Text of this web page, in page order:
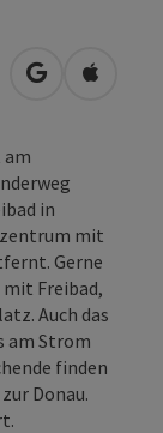
in Google
in
in
mit
Gerne
Freibad,
Auch das
am Strom
finden
Donau.